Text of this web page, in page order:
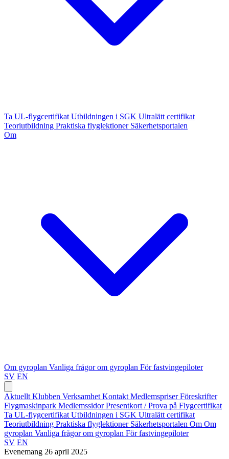
Ta UL-flygcertifikat Utbildningen i SGK Ultralätt certifikat
Teoriutbildning Praktiska flyglektioner Säkerhetsportalen
Om
Om gyroplan Vanliga frågor om gyroplan För fastvingepiloter
SV EN
Aktuellt Klubben Verksamhet Kontakt MedlemspriserFöreskrifter
Flygmaskinpark MedlemssidorPresentkort / Prova på Flygcertifikat
Ta UL-flygcertifikat Utbildningen i SGK Ultralätt certifikat
Teoriutbildning Praktiska flyglektioner Säkerhetsportalen Om Om
gyroplan Vanliga frågor om gyroplan För fastvingepiloter
SV EN
Evenemang 26 april 2025